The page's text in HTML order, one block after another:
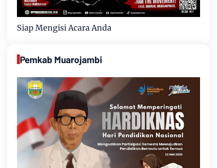
Siap Mengisi Acara Anda
Pemkab Muarojambi